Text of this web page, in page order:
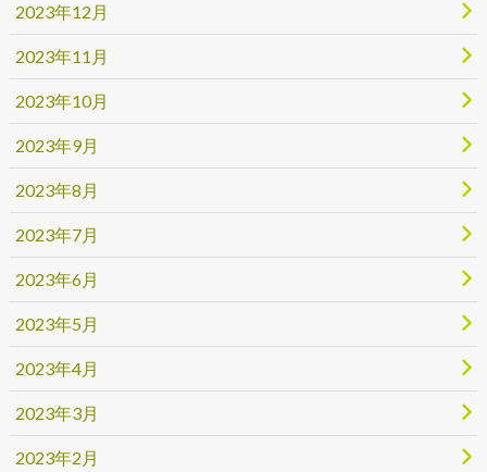
2023年12月
2023年11月
2023年10月
2023年9月
2023年8月
2023年7月
2023年6月
2023年5月
2023年4月
2023年3月
2023年2月